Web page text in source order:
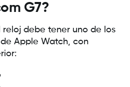
G7?
reloj debe tener uno de los
Apple Watch, con